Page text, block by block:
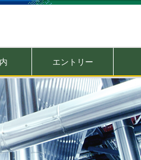
エントリー